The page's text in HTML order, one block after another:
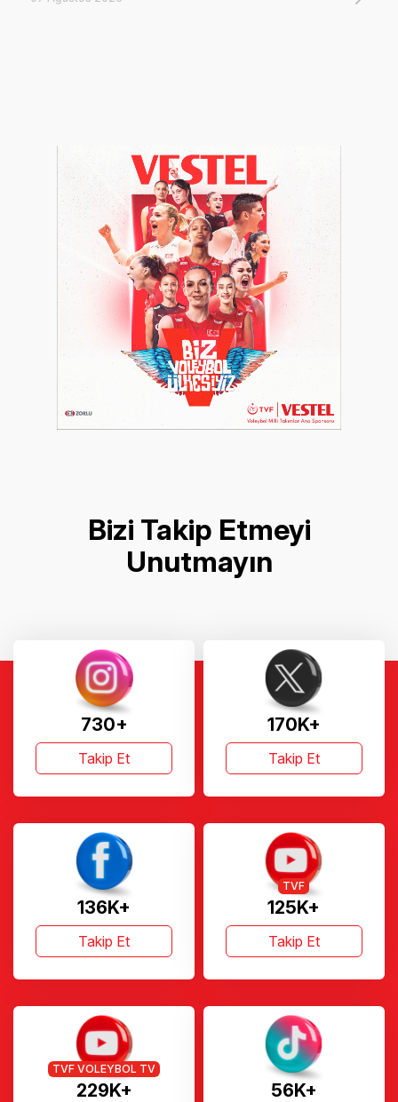
Bizi Takip Etmeyi
Unutmayın
730+
Takip Et
170K+
Takip Et
136K+
Takip Et
125K+
TVF
Takip Et
229K+
TVF VOLEYBOL TV
56K+